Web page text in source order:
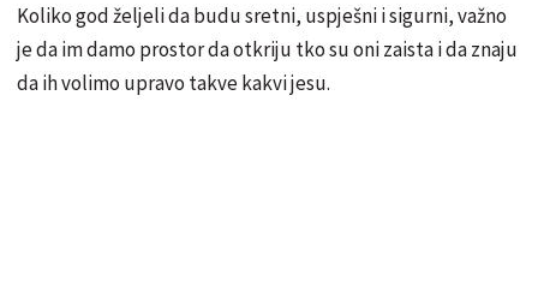
Koliko god željeli da budu sretni, uspješni i sigurni, važno
je da im damo prostor da otkriju tko su oni zaista i da znaju
da ih volimo upravo takve kakvi jesu.